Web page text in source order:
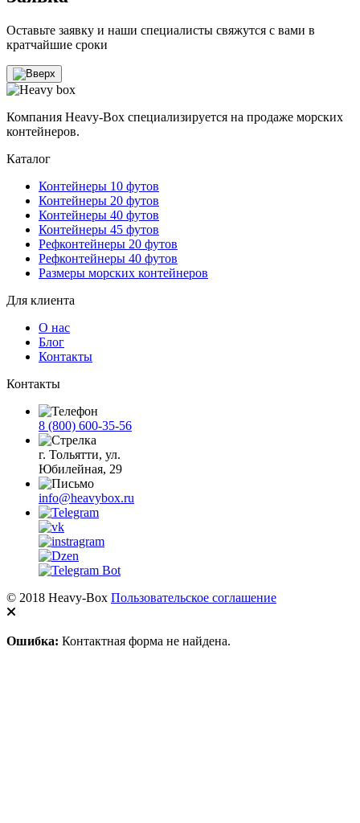
Оставьте заявку и наши специалисты свяжутся с вами в
кратчайшие сроки
Компания Heavy-Box специализируется на продаже морских
контейнеров.
Каталог
Контейнеры 10 футов
Контейнеры 20 футов
Контейнеры 40 футов
Контейнеры 45 футов
Рефконтейнеры 20 футов
Рефконтейнеры 40 футов
Размеры морских контейнеров
Для клиента
О нас
Блог
Контакты
Контакты
8 (800) 600-35-56
г. Тольятти, ул.
Юбилейная, 29
info@heavybox.ru
© 2018 Heavy-Box Пользовательское соглашение
Ошибка: Контактная форма не найдена.